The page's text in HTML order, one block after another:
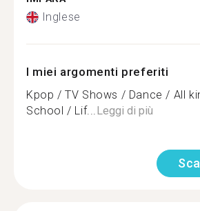
Inglese
I miei argomenti preferiti
Kpop / TV Shows / Dance / All
School / Lif...Leggi di più